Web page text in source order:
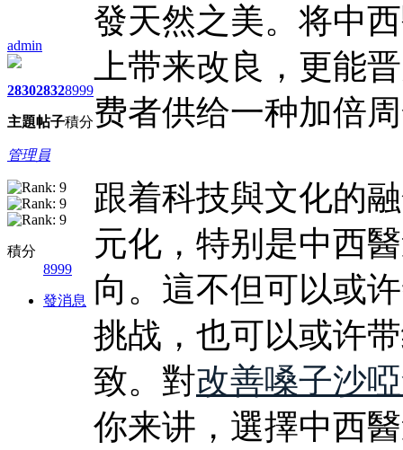
admin
2830
主題
2832
帖子
8999
積分
管理員
積分
8999
發消息
發天然之美。将中
上带来改良，更能
费者供给一种加倍
跟着科技與文化的
元化，特别是中西
向。這不但可以或
挑战，也可以或许
致。對改善嗓子沙
你来讲，選擇中西